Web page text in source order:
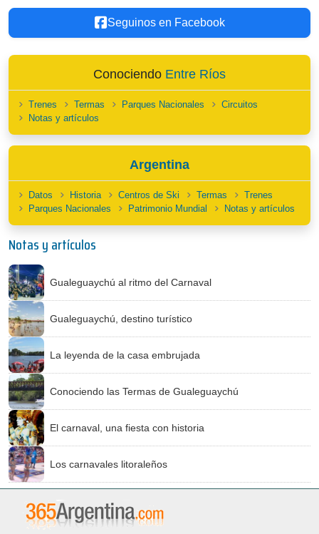
Seguinos en Facebook
Conociendo Entre Ríos
Trenes Termas Parques Nacionales
Circuitos
Notas y artículos
Argentina
Datos Historia Centros de Ski Termas
Trenes
Parques Nacionales
Patrimonio Mundial Notas y artículos
Notas y artículos
Gualeguaychú al ritmo del Carnaval
Gualeguaychú, destino turístico
La leyenda de la casa embrujada
Conociendo las Termas de Gualeguaychú
El carnaval, una fiesta con historia
Los carnavales litoraleños